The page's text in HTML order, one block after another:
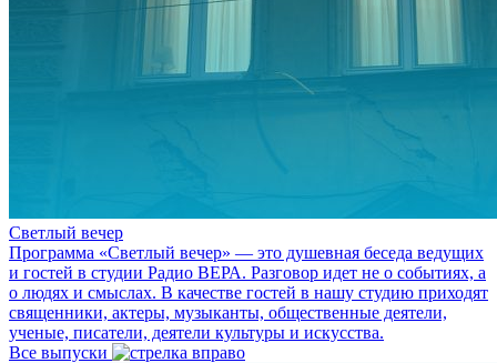
Светлый вечер
Программа «Светлый вечер» — это душевная беседа ведущих
и гостей в студии Радио ВЕРА. Разговор идет не о событиях, а
о людях и смыслах. В качестве гостей в нашу студию приходят
священники, актеры, музыканты, общественные деятели,
ученые, писатели, деятели культуры и искусства.
Все выпуски